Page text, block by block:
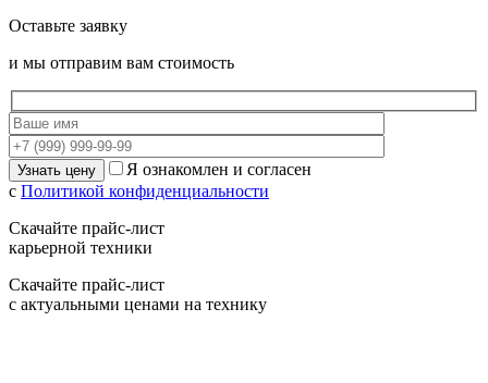
Оставьте заявку
и мы отправим вам стоимость
Я ознакомлен и согласен
с Политикой конфиденциальности
Скачайте прайс-лист
карьерной техники
Скачайте прайс-лист
с актуальными ценами на технику